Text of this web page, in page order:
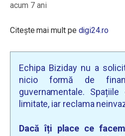
acum 7 ani
Citește mai mult pe digi24.ro
Echipa Biziday nu a
nicio formă de
guvernamentale.
limitate, iar reclama
Dacă îți place ce